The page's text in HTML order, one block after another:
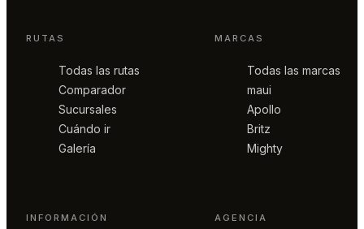
RUTAS
Todas las rutas
Comparador
Sucursales
Cuándo ir
Galería
MARCAS
Todas las marcas
maui
Apollo
Britz
Mighty
INFORMACIÓN AGENCIA